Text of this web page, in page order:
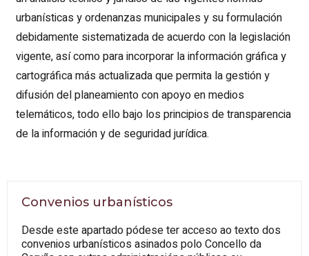
urbanísticas y ordenanzas municipales y su formulación
debidamente sistematizada de acuerdo con la legislación
vigente, así como para incorporar la información gráfica y
cartográfica más actualizada que permita la gestión y
difusión del planeamiento con apoyo en medios
telemáticos, todo ello bajo los principios de transparencia
de la información y de seguridad jurídica.
Convenios urbanísticos
Desde este apartado pódese ter acceso ao texto dos
convenios urbanísticos asinados polo Concello da